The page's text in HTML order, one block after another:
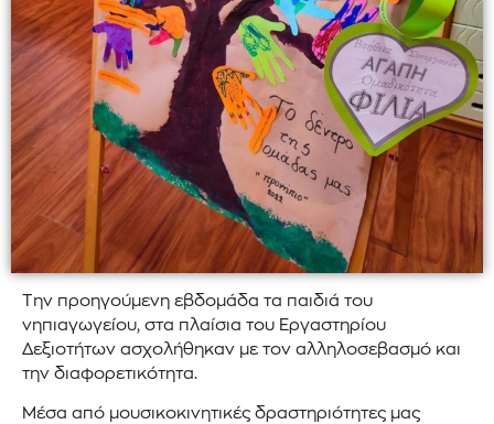
Την προηγούμενη εβδομάδα τα παιδιά του
νηπιαγωγείου, στα πλαίσια του Εργαστηρίου
Δεξιοτήτων ασχολήθηκαν με τον αλληλοσεβασμό και
την διαφορετικότητα.
Μέσα από μουσικοκινητικές δραστηριότητες μας